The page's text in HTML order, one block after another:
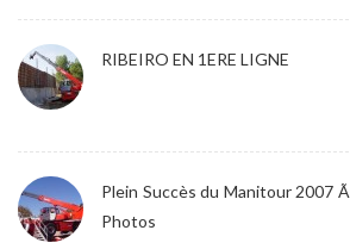
RIBEIRO EN 1ERE LIGNE
Plein Succès du Manitour 2007
Photos